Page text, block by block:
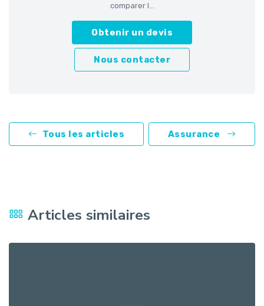
comparer l...
Obtenir un devis
Nous contacter
Tous les articles Assurance
Articles similaires